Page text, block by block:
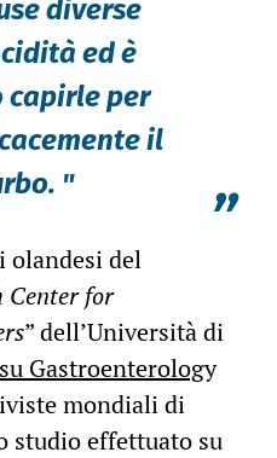
diverse
ed è
capirle per
il
"
”
olandesi del
Center for
” dell’Università di
Gastroenterology
mondiali di
studio effettuato su